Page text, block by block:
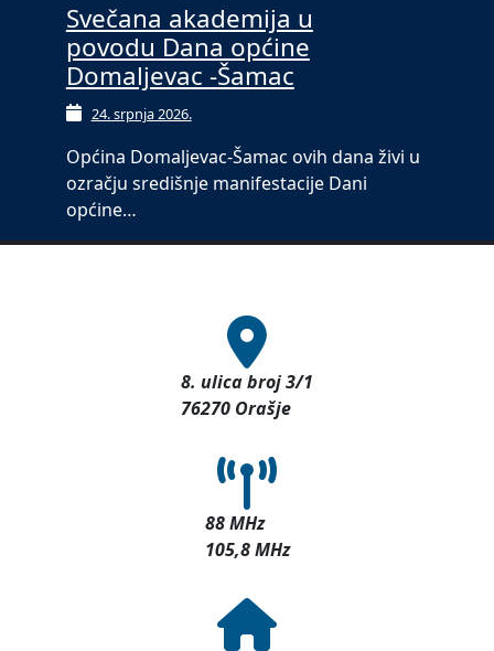
Svečana akademija u
povodu Dana općine
Domaljevac -Šamac
24. srpnja 2026.
Općina Domaljevac-Šamac ovih dana živi u
ozračju središnje manifestacije Dani
općine…
8. ulica broj 3/1
76270 Orašje
88 MHz
105,8 MHz